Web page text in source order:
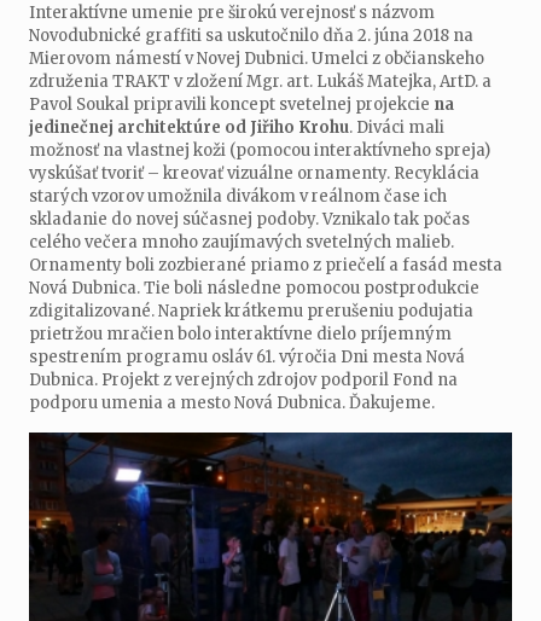
Interaktívne umenie pre širokú verejnosť s názvom
Novodubnické graffiti sa uskutočnilo dňa 2. júna 2018 na
Mierovom námestí v Novej Dubnici. Umelci z občianskeho
združenia TRAKT v zložení Mgr. art. Lukáš Matejka, ArtD. a
Pavol Soukal pripravili koncept svetelnej projekcie na
jedinečnej architektúre od Jiřiho Krohu. Diváci mali
možnosť na vlastnej koži (pomocou interaktívneho spreja)
vyskúšať tvoriť – kreovať vizuálne ornamenty. Recyklácia
starých vzorov umožnila divákom v reálnom čase ich
skladanie do novej súčasnej podoby. Vznikalo tak počas
celého večera mnoho zaujímavých svetelných malieb.
Ornamenty boli zozbierané priamo z priečelí a fasád mesta
Nová Dubnica. Tie boli následne pomocou postprodukcie
zdigitalizované. Napriek krátkemu prerušeniu podujatia
prietržou mračien bolo interaktívne dielo príjemným
spestrením programu osláv 61. výročia Dni mesta Nová
Dubnica. Projekt z verejných zdrojov podporil Fond na
podporu umenia a mesto Nová Dubnica. Ďakujeme.